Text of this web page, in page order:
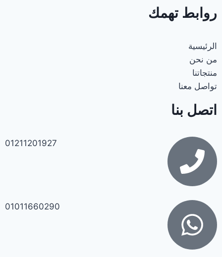
روابط تهمك
الرئيسية
من نحن
منتجاتنا
تواصل معنا
اتصل بنا
01211201927
01011660290